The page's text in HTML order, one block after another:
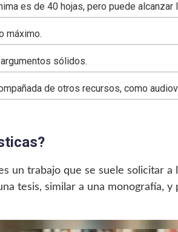
es de 40 hojas, pero puede alcanzar
máximo.
sólidos.
de otros recursos, como
un trabajo que se suele solicitar a
tesis, similar a una monografía,